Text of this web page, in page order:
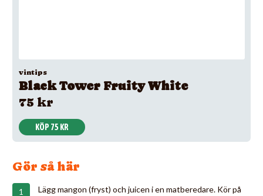
vintips
Black Tower Fruity White
75 kr
KÖP 75 KR
Gör så här
Lägg mangon (fryst) och juicen i en matberedare. Kör på